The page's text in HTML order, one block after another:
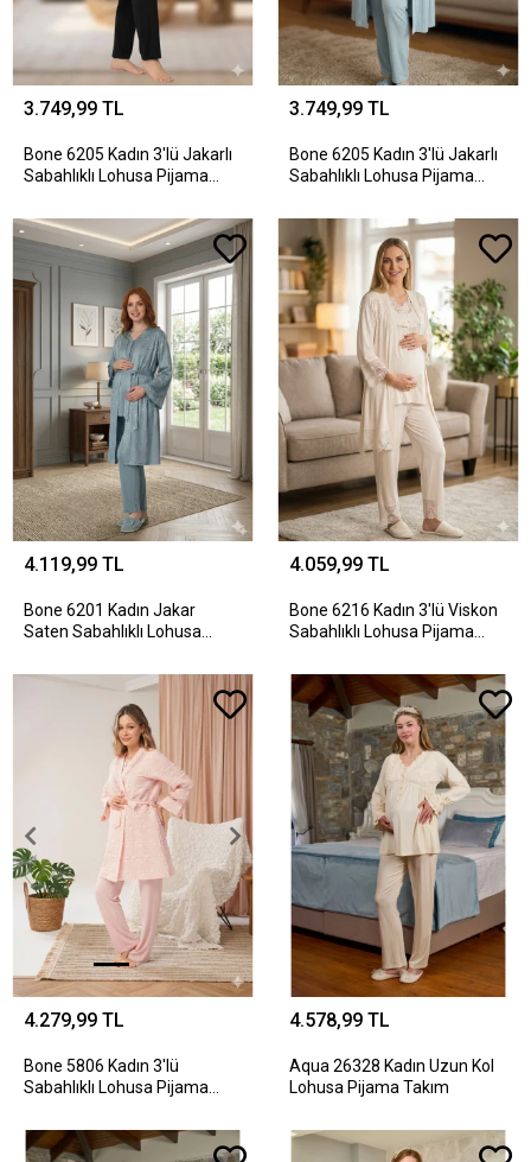
3.749,99 TL
Bone 6205 Kadın 3'lü Jakarlı
Sabahlıklı Lohusa Pijama
3.749,99 TL
Bone 6205 Kadın 3'lü Jakarlı
Sabahlıklı Lohusa Pijama
4.119,99 TL
Bone 6201 Kadın Jakar
Saten Sabahlıklı Lohusa
4.059,99 TL
Bone 6216 Kadın 3'lü Viskon
Sabahlıklı Lohusa Pijama
4.279,99 TL
Bone 5806 Kadın 3'lü
Sabahlıklı Lohusa Pijama
4.578,99 TL
Aqua 26328 Kadın Uzun Kol
Lohusa Pijama Takım